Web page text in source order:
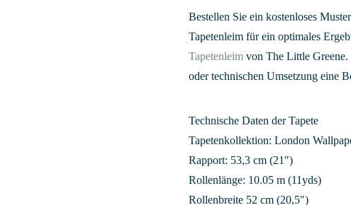
Bestellen Sie ein kostenloses
Tapetenleim für ein optimales
Tapetenleim von The Little Greene.
oder technischen Umsetzung eine
Technische Daten der Tapete
Tapetenkollektion: London
Rapport: 53,3 cm (21″)
Rollenlänge: 10.05 m (11yds)
Rollenbreite 52 cm (20,5″)